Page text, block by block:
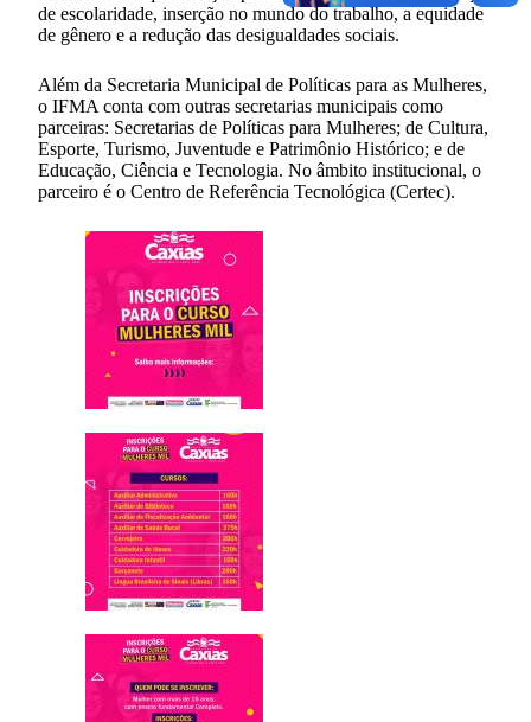
de escolaridade, inserção no mundo do trabalho, a equidade
de gênero e a redução das desigualdades sociais.
Além da Secretaria Municipal de Políticas para as Mulheres,
o IFMA conta com outras secretarias municipais como
parceiras: Secretarias de Políticas para Mulheres; de Cultura,
Esporte, Turismo, Juventude e Patrimônio Histórico; e de
Educação, Ciência e Tecnologia. No âmbito institucional, o
parceiro é o Centro de Referência Tecnológica (Certec).